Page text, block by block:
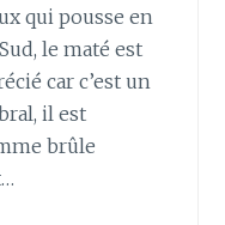
qui pousse en
le maté est
car c’est un
il est
brûle